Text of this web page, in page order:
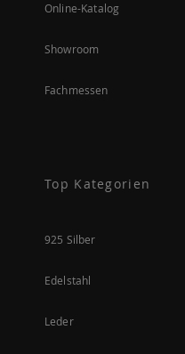
Online-Katalog
Showroom
Fachmessen
Top Kategorien
925 Silber
Edelstahl
Leder